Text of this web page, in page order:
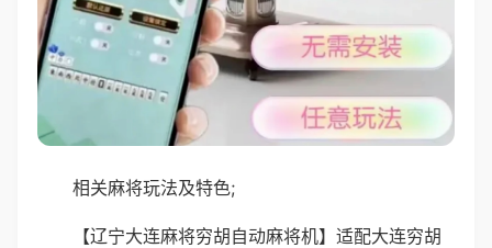
相关麻将玩法及特色;
【辽宁大连麻将穷胡自动麻将机】适配大连穷胡